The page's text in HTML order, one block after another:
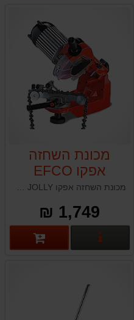
מכונת השחזה
אפקו EFCO
JOLLY
1,749 ₪
פרטים נוספים